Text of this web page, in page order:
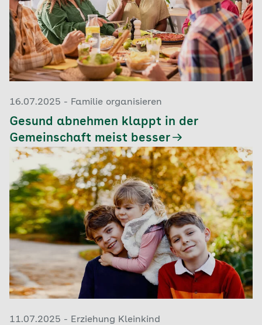
16.07.2025 - Familie organisieren
Gesund abnehmen klappt in der
Gemeinschaft meist besser
11.07.2025 - Erziehung Kleinkind